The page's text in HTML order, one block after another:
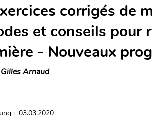
corrigés de
et conseils pour
- Nouveaux
Gilles Arnaud
: 03.03.2020